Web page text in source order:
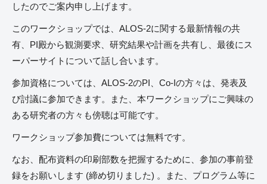
したのでご案内申し上げます。
このワークショップでは、ALOS-2に関する最新情報の共
有、PI殿から観測要求、研究結果や計画を共有し、最後にス
ーパーサイトについて話し合います。
参加資格については、ALOS-2のPI、Co-Iの方々は、発表及
び討議に参加できます。また、本ワークショップにご興味の
ある研究者の方々も傍聴は可能です。
ワークショップ参加費については無料です。
なお、配布資料の印刷部数を把握するために、参加の事前登
録をお願いします (締め切りました) 。また、プログラム等に